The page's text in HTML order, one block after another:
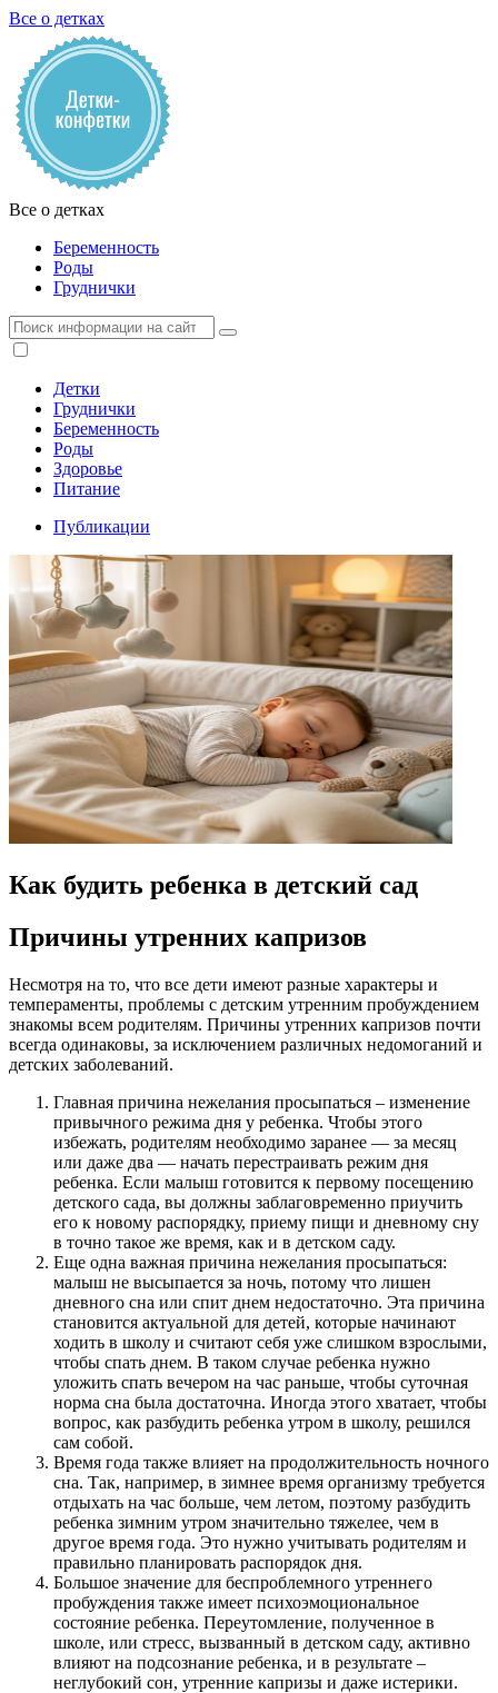
Все о детках
Все о детках
Беременность
Роды
Груднички
Детки
Груднички
Беременность
Роды
Здоровье
Питание
Публикации
Как будить ребенка в детский сад
Причины утренних капризов
Несмотря на то, что все дети имеют разные характеры и
темпераменты, проблемы с детским утренним пробуждением
знакомы всем родителям. Причины утренних капризов почти
всегда одинаковы, за исключением различных недомоганий и
детских заболеваний.
Главная причина нежелания просыпаться – изменение
привычного режима дня у ребенка. Чтобы этого
избежать, родителям необходимо заранее — за месяц
или даже два — начать перестраивать режим дня
ребенка. Если малыш готовится к первому посещению
детского сада, вы должны заблаговременно приучить
его к новому распорядку, приему пищи и дневному сну
в точно такое же время, как и в детском саду.
Еще одна важная причина нежелания просыпаться:
малыш не высыпается за ночь, потому что лишен
дневного сна или спит днем недостаточно. Эта причина
становится актуальной для детей, которые начинают
ходить в школу и считают себя уже слишком взрослыми,
чтобы спать днем. В таком случае ребенка нужно
уложить спать вечером на час раньше, чтобы суточная
норма сна была достаточна. Иногда этого хватает, чтобы
вопрос, как разбудить ребенка утром в школу, решился
сам собой.
Время года также влияет на продолжительность ночного
сна. Так, например, в зимнее время организму требуется
отдыхать на час больше, чем летом, поэтому разбудить
ребенка зимним утром значительно тяжелее, чем в
другое время года. Это нужно учитывать родителям и
правильно планировать распорядок дня.
Большое значение для беспроблемного утреннего
пробуждения также имеет психоэмоциональное
состояние ребенка. Переутомление, полученное в
школе, или стресс, вызванный в детском саду, активно
влияют на подсознание ребенка, и в результате –
неглубокий сон, утренние капризы и даже истерики.